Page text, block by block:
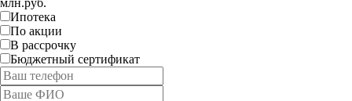
млн.руб.
Ипотека
По акции
В рассрочку
Бюджетный сертификат